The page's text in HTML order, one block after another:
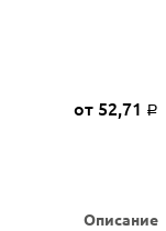
от 52,71 Р
Описание